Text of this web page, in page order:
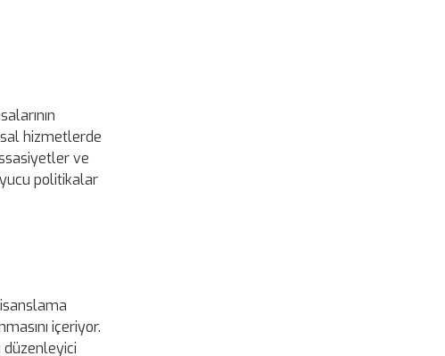
hizmetlerde
ve
politikalar
içeriyor.
düzenleyici